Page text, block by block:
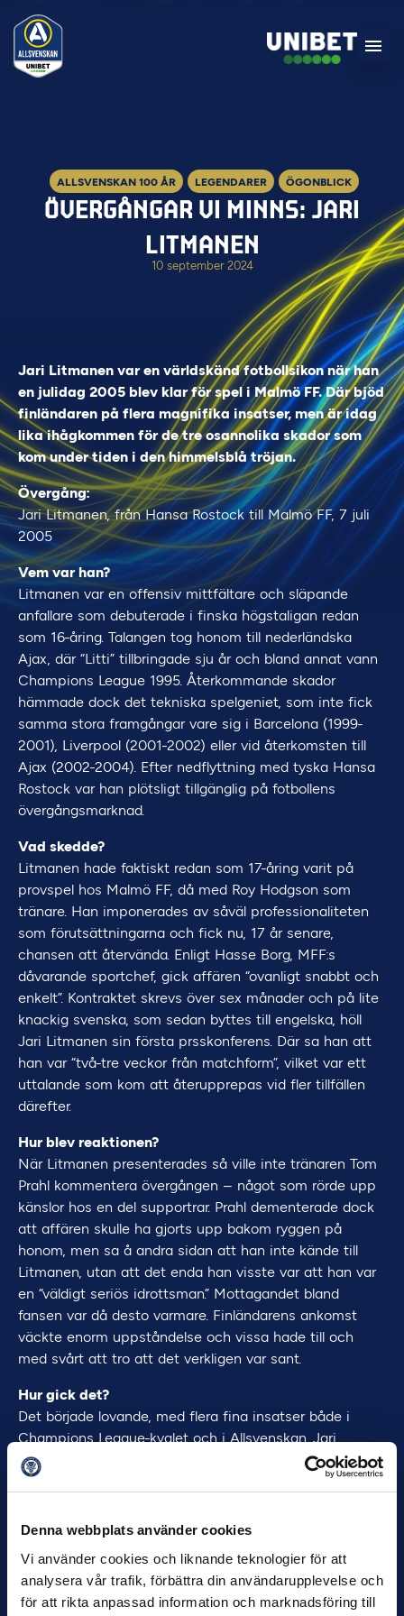
Denna webbplats använder cookies
Vi använder cookies och liknande teknologier för att
analysera vår trafik, förbättra din användarupplevelse och
för att rikta anpassad information och marknadsföring till
ALLSVENSKAN 100 ÅR LEGENDARER ÖGONBLICK
ÖVERGÅNGAR VI MINNS: JARI
LITMANEN
10 september 2024
Jari Litmanen var en världskänd fotbollsikon när han
en julidag 2005 blev klar för spel i Malmö FF. Där bjöd
finländaren på flera magnifika insatser, men är idag
lika ihågkommen för de tre osannolika skador som
kom under tiden i den himmelsblå tröjan.
Övergång:
Jari Litmanen, från Hansa Rostock till Malmö FF, 7 juli
2005
Vem var han?
Litmanen var en offensiv mittfältare och släpande
anfallare som debuterade i finska högstaligan redan
som 16-åring. Talangen tog honom till nederländska
Ajax, där “Litti” tillbringade sju år och bland annat vann
Champions League 1995. Återkommande skador
hämmade dock det tekniska spelgeniet, som inte fick
samma stora framgångar vare sig i Barcelona (1999-
2001), Liverpool (2001-2002) eller vid återkomsten till
Ajax (2002-2004). Efter nedflyttning med tyska Hansa
Rostock var han plötsligt tillgänglig på fotbollens
övergångsmarknad.
Vad skedde?
Litmanen hade faktiskt redan som 17-åring varit på
provspel hos Malmö FF, då med Roy Hodgson som
tränare. Han imponerades av såväl professionaliteten
som förutsättningarna och fick nu, 17 år senare,
chansen att återvända. Enligt Hasse Borg, MFF:s
dåvarande sportchef, gick affären “ovanligt snabbt och
enkelt”. Kontraktet skrevs över sex månader och på lite
knackig svenska, som sedan byttes till engelska, höll
Jari Litmanen sin första prsskonferens. Där sa han att
han var “två-tre veckor från matchform”, vilket var ett
uttalande som kom att återupprepas vid fler tillfällen
därefter.
Hur blev reaktionen?
När Litmanen presenterades så ville inte tränaren Tom
Prahl kommentera övergången – något som rörde upp
känslor hos en del supportrar. Prahl dementerade dock
att affären skulle ha gjorts upp bakom ryggen på
honom, men sa å andra sidan att han inte kände till
Litmanen, utan att det enda han visste var att han var
en “väldigt seriös idrottsman.” Mottagandet bland
fansen var då desto varmare. Finländarens ankomst
väckte enorm uppståndelse och vissa hade till och
med svårt att tro att det verkligen var sant.
Hur gick det?
Det började lovande, med flera fina insatser både i
Champions League-kvalet och i Allsvenskan. Jari
Litmanen var bland annat bäst på planen i 2-0-segern
mot Kalmar FF, och trots vissa skadebekymmer så
visade Litmanen upp sin skyhöga kapacitet med
IF och Djurgården. Under sommaruppehållet som följde
åkte sedan MFF till Danmark, och efter två Litmanen-
mål i 4-0-segern mot Århus så skulle Hasse Borg bjuda